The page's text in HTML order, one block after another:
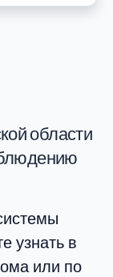
области
узнать в
или по